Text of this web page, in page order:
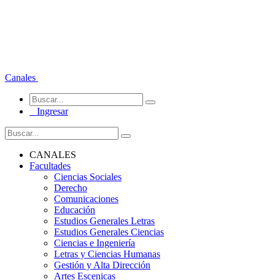
Canales
Ingresar
CANALES
Facultades
Ciencias Sociales
Derecho
Comunicaciones
Educación
Estudios Generales Letras
Estudios Generales Ciencias
Ciencias e Ingeniería
Letras y Ciencias Humanas
Gestión y Alta Dirección
Artes Escenicas